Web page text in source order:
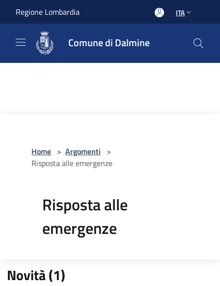
Regione Lombardia ITA
Comune di Dalmine
Home > Argomenti >
Risposta alle emergenze
Risposta alle
emergenze
Novità (1)